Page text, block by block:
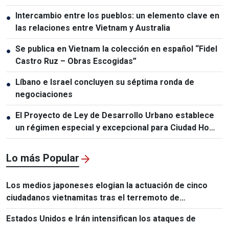
● Intercambio entre los pueblos: un elemento clave en
las relaciones entre Vietnam y Australia
● Se publica en Vietnam la colección en español “Fidel
Castro Ruz – Obras Escogidas”
● Líbano e Israel concluyen su séptima ronda de
negociaciones
● El Proyecto de Ley de Desarrollo Urbano establece
un régimen especial y excepcional para Ciudad Ho
Chi Minh
Lo más Popular
Los medios japoneses elogian la actuación de cinco
ciudadanos vietnamitas tras el terremoto de
Kumamoto
Estados Unidos e Irán intensifican los ataques de